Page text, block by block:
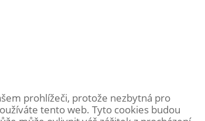
prohlížeči, protože nezbytná pro
tento web. Tyto cookies budou